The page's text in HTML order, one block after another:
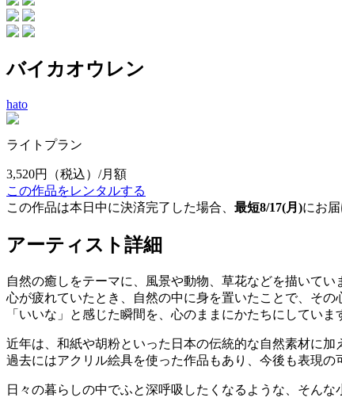
バイカオウレン
hato
ライトプラン
3,520円
（税込）/月額
この作品をレンタルする
この作品は本日中に決済完了した場合、 最短8/17(月)にお届
アーティスト詳細
自然の癒しをテーマに、風景や動物、草花などを描いてい
心が疲れていたとき、自然の中に身を置いたことで、そ
「いいな」と感じた瞬間を、心のままにかたちにしていま
近年は、和紙や胡粉といった日本の伝統的な自然素材に
過去にはアクリル絵具を使った作品もあり、今後も表現の
日々の暮らしの中でふと深呼吸したくなるような、そんな